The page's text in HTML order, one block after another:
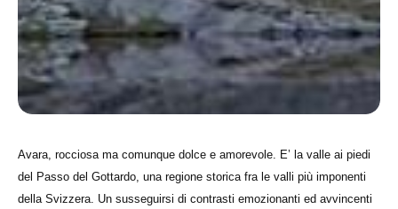
Avara, rocciosa ma comunque dolce e amorevole. E’ la valle ai piedi
del Passo del Gottardo, una regione storica fra le valli più imponenti
della Svizzera. Un susseguirsi di contrasti emozionanti ed avvincenti